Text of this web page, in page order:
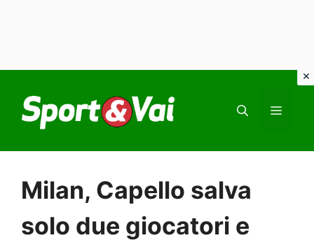
contenuto
Milan, Capello salva
solo due giocatori e